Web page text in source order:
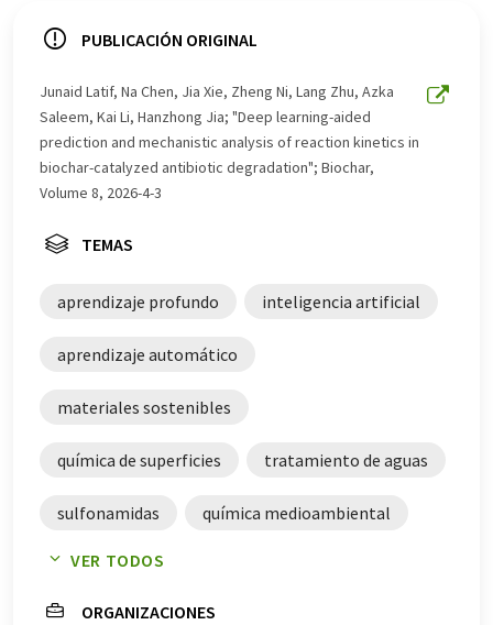
ofrece estas traducciones automáticas para presentar
este artículo ha sido traducido con traducción
automática, es posible que contenga errores de
vocabulario, sintaxis o gramática. El artículo original en
Inglés se puede encontraraquí.
PUBLICACIÓN ORIGINAL
Junaid Latif, Na Chen, Jia Xie, Zheng Ni, Lang Zhu, Azka
Saleem, Kai Li, Hanzhong Jia; "Deep learning-aided
prediction and mechanistic analysis of reaction kinetics in
biochar-catalyzed antibiotic degradation"; Biochar,
Volume 8, 2026-4-3
TEMAS
aprendizaje profundo inteligencia artificial
aprendizaje automático
materiales sostenibles
química de superficies tratamiento de aguas
sulfonamidas química medioambiental
antibióticos
VER TODOS
ORGANIZACIONES